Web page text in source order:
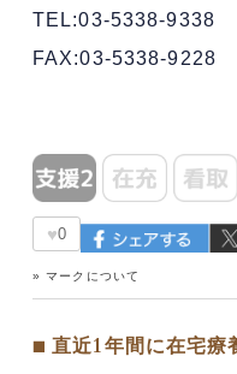
TEL:03-5338-9338
FAX:03-5338-9228
♥0
» マークについて
■ 直近1年間に在宅療